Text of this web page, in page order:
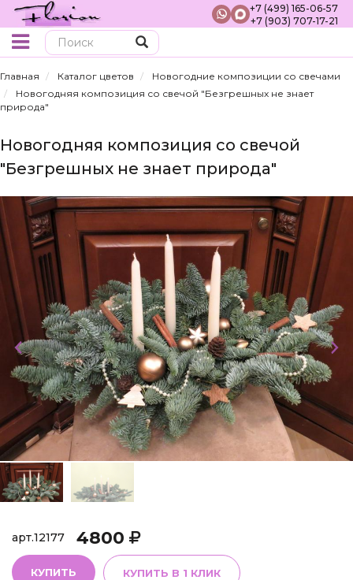
+7 (499) 165-06-57
+7 (903) 707-17-21
Главная Каталог цветов
Новогодние композиции со свечами
Новогодняя композиция со свечой "Безгрешных не знает
природа"
Новогодняя композиция со свечой
"Безгрешных не знает природа"
арт.12177 4800
КУПИТЬ КУПИТЬ В 1 КЛИК